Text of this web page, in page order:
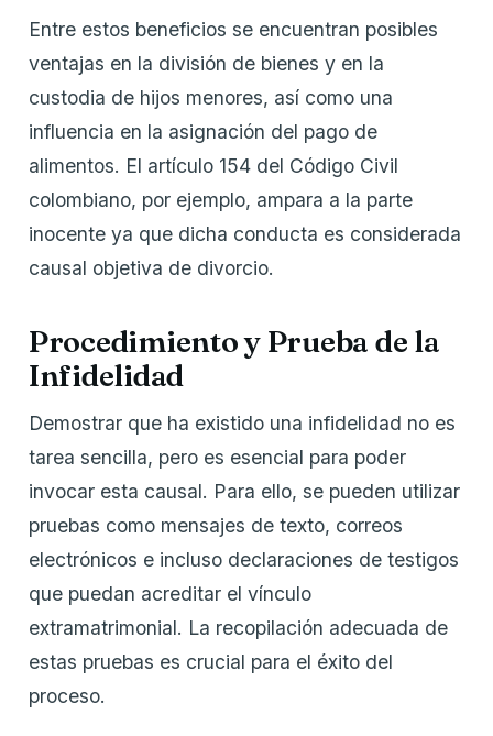
Entre estos beneficios se encuentran posibles
ventajas en la división de bienes y en la
custodia de hijos menores, así como una
influencia en la asignación del pago de
alimentos. El artículo 154 del Código Civil
colombiano, por ejemplo, ampara a la parte
inocente ya que dicha conducta es considerada
causal objetiva de divorcio.
Procedimiento y Prueba de la
Infidelidad
Demostrar que ha existido una infidelidad no es
tarea sencilla, pero es esencial para poder
invocar esta causal. Para ello, se pueden utilizar
pruebas como mensajes de texto, correos
electrónicos e incluso declaraciones de testigos
que puedan acreditar el vínculo
extramatrimonial. La recopilación adecuada de
estas pruebas es crucial para el éxito del
proceso.